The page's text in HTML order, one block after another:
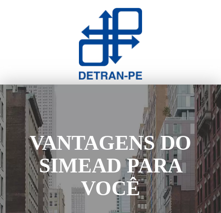
VANTAGENS DO
SIMEAD PARA
VOCÊ